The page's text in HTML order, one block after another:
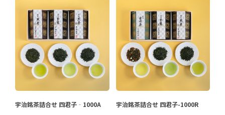
宇治銘茶詰合せ 四君子‐1000A 宇治銘茶詰合せ 四君子-1000R